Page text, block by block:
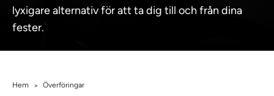
lyxigare alternativ för att ta dig till och från dina
fester.
Hem > Överföringar